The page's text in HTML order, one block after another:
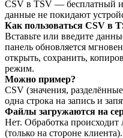
CSV в TSV — бесплатный
данные не покидают
Как пользоваться CSV в
Вставьте или введите
панель обновляется
открыть, сохранить,
режим.
Можно пример?
CSV (значения,
одна строка на запись и
Файлы загружаются на
Нет. Обработка происходит
(только на стороне клиента).